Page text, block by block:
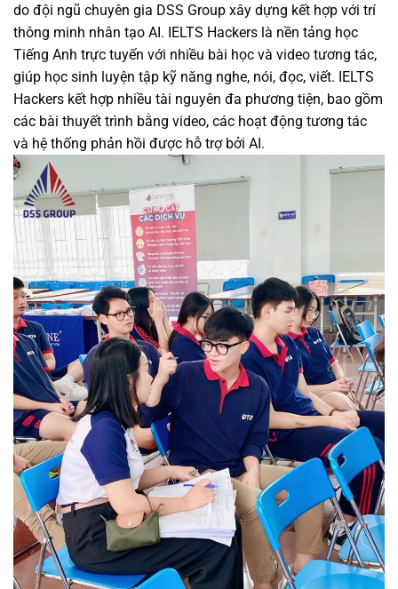
do đội ngũ chuyên gia DSS Group xây dựng kết hợp với trí
thông minh nhân tạo AI. IELTS Hackers là nền tảng học
Tiếng Anh trực tuyến với nhiều bài học và video tương tác,
giúp học sinh luyện tập kỹ năng nghe, nói, đọc, viết. IELTS
Hackers kết hợp nhiều tài nguyên đa phương tiện, bao gồm
các bài thuyết trình bằng video, các hoạt động tương tác
và hệ thống phản hồi được hỗ trợ bởi AI.